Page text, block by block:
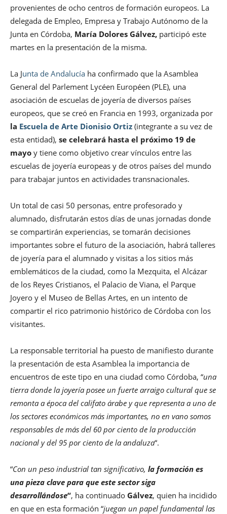
provenientes de ocho centros de formación europeos. La
delegada de Empleo, Empresa y Trabajo Autónomo de la
Junta en Córdoba, María Dolores Gálvez, participó este
martes en la presentación de la misma.
La Junta de Andalucía ha confirmado que la Asamblea
General del Parlement Lycéen Européen (PLE), una
asociación de escuelas de joyería de diversos países
europeos, que se creó en Francia en 1993, organizada por
la Escuela de Arte Dionisio Ortiz (integrante a su vez de
esta entidad), se celebrará hasta el próximo 19 de
mayo y tiene como objetivo crear vínculos entre las
escuelas de joyería europeas y de otros países del mundo
para trabajar juntos en actividades transnacionales.
Un total de casi 50 personas, entre profesorado y
alumnado, disfrutarán estos días de unas jornadas donde
se compartirán experiencias, se tomarán decisiones
importantes sobre el futuro de la asociación, habrá talleres
de joyería para el alumnado y visitas a los sitios más
emblemáticos de la ciudad, como la Mezquita, el Alcázar
de los Reyes Cristianos, el Palacio de Viana, el Parque
Joyero y el Museo de Bellas Artes, en un intento de
compartir el rico patrimonio histórico de Córdoba con los
visitantes.
La responsable territorial ha puesto de manifiesto durante
la presentación de esta Asamblea la importancia de
encuentros de este tipo en una ciudad como Córdoba, “una
tierra donde la joyería posee un fuerte arraigo cultural que se
remonta a época del califato árabe y que representa a uno de
los sectores económicos más importantes, no en vano somos
responsables de más del 60 por ciento de la producción
nacional y del 95 por ciento de la andaluza“.
“Con un peso industrial tan significativo, la formación es
una pieza clave para que este sector siga
desarrollándose“, ha continuado Gálvez, quien ha incidido
en que en esta formación “juegan un papel fundamental las